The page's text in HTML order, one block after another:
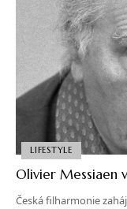
LIFESTYLE
Olivier Messiaen
Česká filharmonie